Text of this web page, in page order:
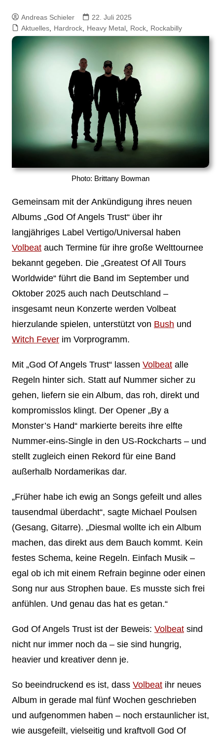
Andreas Schieler
22. Juli 2025
Aktuelles, Hardrock, Heavy Metal, Rock, Rockabilly
Photo: Brittany Bowman
Gemeinsam mit der Ankündigung ihres neuen
Albums „God Of Angels Trust“ über ihr
langjähriges Label Vertigo/Universal haben
Volbeatauch Termine für ihre große Welttournee
bekannt gegeben. Die „Greatest Of All Tours
Worldwide“ führt die Band im September und
Oktober 2025 auch nach Deutschland –
insgesamt neun Konzerte werden Volbeat
hierzulande spielen, unterstützt von Bush und
Witch Feverim Vorprogramm.
Mit „God Of Angels Trust“ lassen Volbeatalle
Regeln hinter sich. Statt auf Nummer sicher zu
gehen, liefern sie ein Album, das roh, direkt und
kompromisslos klingt. Der Opener „By a
Monster’s Hand“ markierte bereits ihre elfte
Nummer-eins-Single in den US-Rockcharts – und
stellt zugleich einen Rekord für eine Band
außerhalb Nordamerikas dar.
„Früher habe ich ewig an Songs gefeilt und alles
tausendmal überdacht“, sagte Michael Poulsen
(Gesang, Gitarre). „Diesmal wollte ich ein Album
machen, das direkt aus dem Bauch kommt. Kein
festes Schema, keine Regeln. Einfach Musik –
egal ob ich mit einem Refrain beginne oder einen
Song nur aus Strophen baue. Es musste sich frei
anfühlen. Und genau das hat es getan.“
God Of Angels Trust ist der Beweis: Volbeatsind
nicht nur immer noch da – sie sind hungrig,
heavier und kreativer denn je.
So beeindruckend es ist, dass Volbeatihr neues
Album in gerade mal fünf Wochen geschrieben
und aufgenommen haben – noch erstaunlicher ist,
wie ausgefeilt, vielseitig und kraftvoll God Of